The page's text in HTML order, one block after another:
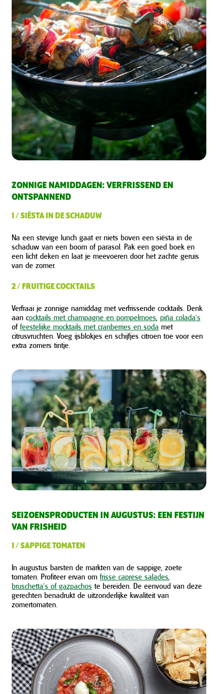
ZONNIGE NAMIDDAGEN: VERFRISSEND EN
ONTSPANNEND
1 / SIËSTA IN DE SCHADUW
Na een stevige lunch gaat er niets boven een siësta in de
schaduw van een boom of parasol. Pak een goed boek en
een licht deken en laat je meevoeren door het zachte geruis
van de zomer.
2 / FRUITIGE COCKTAILS
Verfraai je zonnige namiddag met verfrissende cocktails. Denk
aan cocktails met champagne en pompelmoes piña colada’s
of feestelijke mocktails met cranberries en soda met
citrusvruchten. Voeg ijsblokjes en schijfjes citroen toe voor een
extra zomers tintje.
SEIZOENSPRODUCTEN IN AUGUSTUS: EEN FESTIJN
VAN FRISHEID
1 / SAPPIGE TOMATEN
In augustus barsten de markten van de sappige, zoete
tomaten. Profiteer ervan om frisse caprese salades,
bruschetta’s of gazpachos te bereiden. De eenvoud van deze
gerechten benadrukt de uitzonderlijke kwaliteit van
zomertomaten.